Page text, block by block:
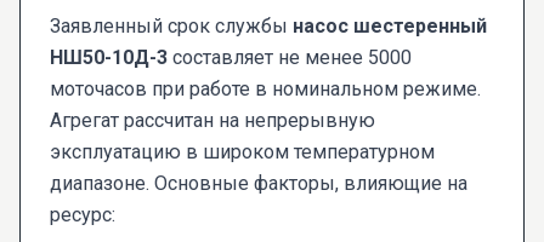
Заявленный срок службы насос шестеренный
НШ50-10Д-3 составляет не менее 5000
моточасов при работе в номинальном режиме.
Агрегат рассчитан на непрерывную
эксплуатацию в широком температурном
диапазоне. Основные факторы, влияющие на
ресурс: